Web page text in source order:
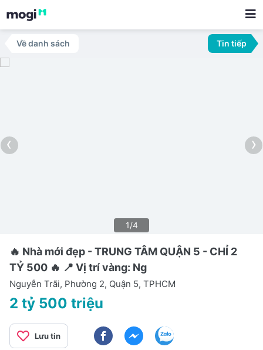
Về danh sách Tin tiếp
‹ ›
1/4
🔥 Nhà mới đẹp - TRUNG TÂM QUẬN 5 - CHỈ 2
TỶ 500 🔥 📍 Vị trí vàng: Ng
Nguyễn Trãi, Phường 2, Quận 5, TPHCM
2 tỷ 500 triệu
Lưu tin